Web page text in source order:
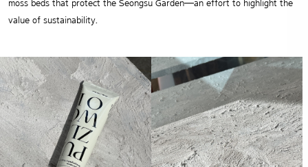
moss beds that protect the Seongsu Garden—an effort to highlight the
value of sustainability.